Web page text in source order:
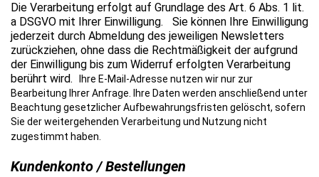
Die Verarbeitung erfolgt auf Grundlage des Art. 6 Abs. 1 lit.
a DSGVO mit Ihrer Einwilligung.
Sie können Ihre Einwilligung
jederzeit durch Abmeldung des jeweiligen Newsletters
zurückziehen, ohne dass die Rechtmäßigkeit der aufgrund
der Einwilligung bis zum Widerruf erfolgten Verarbeitung
berührt wird.
Ihre E-Mail-Adresse nutzen wir nur zur
Bearbeitung Ihrer Anfrage. Ihre Daten werden anschließend unter
Beachtung gesetzlicher Aufbewahrungsfristen gelöscht, sofern
Sie der weitergehenden Verarbeitung und Nutzung nicht
zugestimmt haben.
Kundenkonto / Bestellungen